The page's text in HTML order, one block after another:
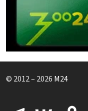
© 2012 – 2026 M24